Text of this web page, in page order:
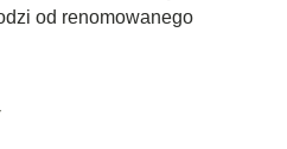
od renomowanego